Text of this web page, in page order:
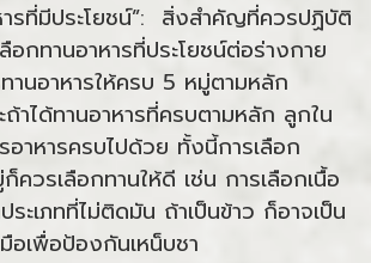
ที่มีประโยชน์”: สิ่งสำคัญที่ควรปฏิบัติ
อกทานอาหารที่ประโยชน์ต่อร่างกาย
านอาหารให้ครบ 5 หมู่ตามหลัก
ถ้าได้ทานอาหารที่ครบตามหลัก ลูกใน
อาหารครบไปด้วย ทั้งนี้การเลือก
ควรเลือกทานให้ดี เช่น การเลือกเนื้อ
ะเภทที่ไม่ติดมัน ถ้าเป็นข้าว ก็อาจเป็น
อเพื่อป้องกันเหน็บชา